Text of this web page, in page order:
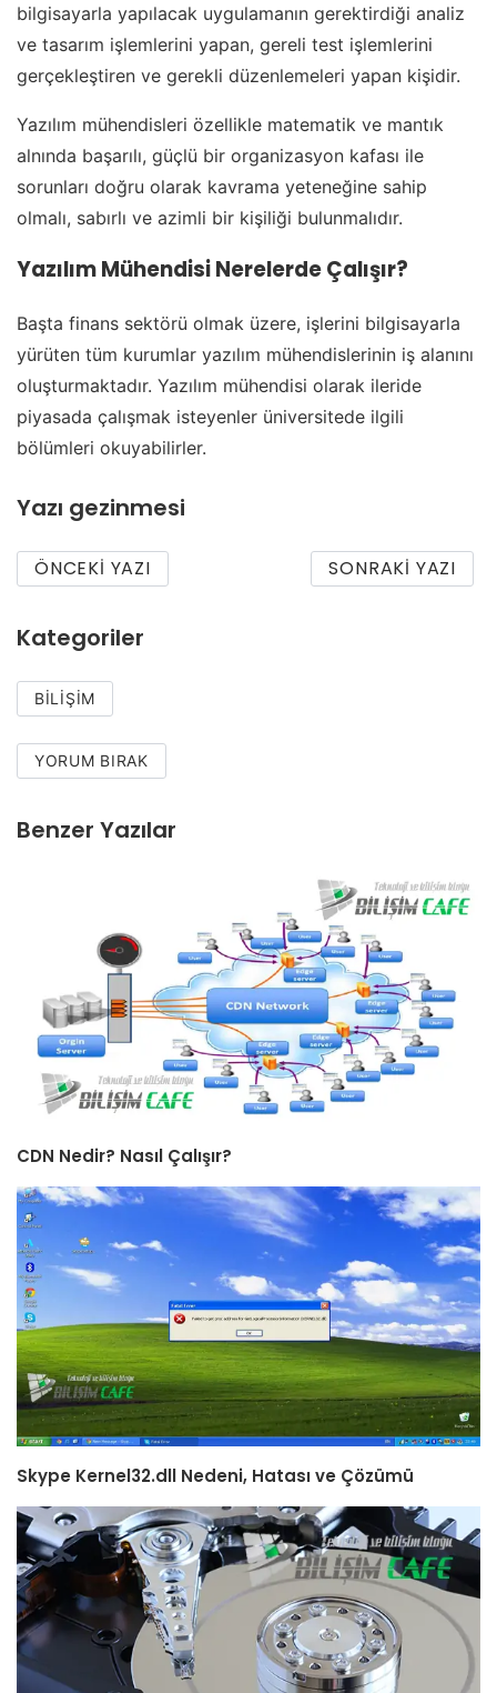
bilgisayarla yapılacak uygulamanın gerektirdiği analiz
ve tasarım işlemlerini yapan, gereli test işlemlerini
gerçekleştiren ve gerekli düzenlemeleri yapan kişidir.
Yazılım mühendisleri özellikle matematik ve mantık
alnında başarılı, güçlü bir organizasyon kafası ile
sorunları doğru olarak kavrama yeteneğine sahip
olmalı, sabırlı ve azimli bir kişiliği bulunmalıdır.
Yazılım Mühendisi Nerelerde Çalışır?
Başta finans sektörü olmak üzere, işlerini bilgisayarla
yürüten tüm kurumlar yazılım mühendislerinin iş alanını
oluşturmaktadır. Yazılım mühendisi olarak ileride
piyasada çalışmak isteyenler üniversitede ilgili
bölümleri okuyabilirler.
Yazı gezinmesi
ÖNCEKI YAZI SONRAKI YAZI
Kategoriler
BILIŞIM
YORUM BIRAK
Benzer Yazılar
CDN Nedir? Nasıl Çalışır?
Skype Kernel32.dll Nedeni, Hatası ve Çözümü